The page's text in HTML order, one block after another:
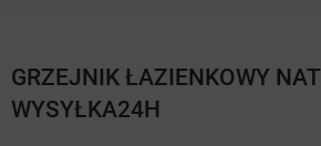
GRZEJNIK ŁAZIENKOWY
WYSYŁKA24H